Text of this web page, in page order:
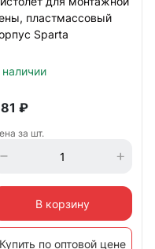
пластмассовый
Sparta
наличии
₽
за шт.
В корзину
Купить по оптовой цене